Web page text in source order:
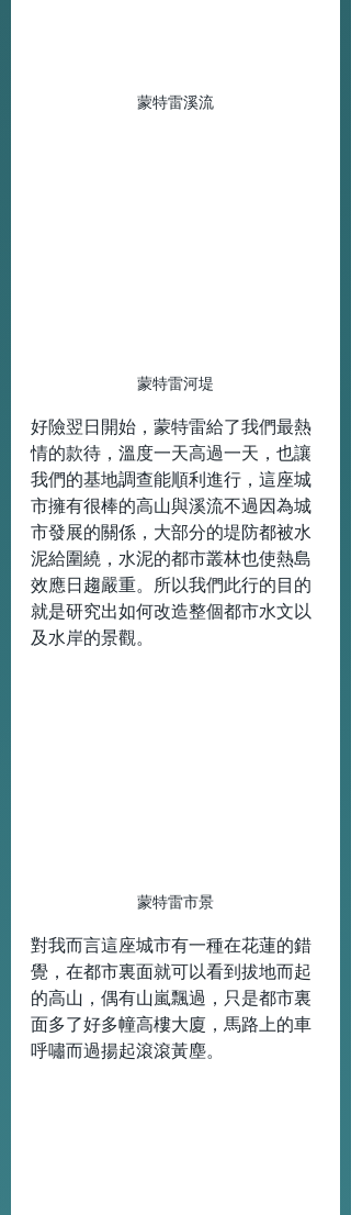
蒙特雷溪流
蒙特雷河堤
好險翌日開始，蒙特雷給了我們最熱
情的款待，溫度一天高過一天，也讓
我們的基地調查能順利進行，這座城
市擁有很棒的高山與溪流不過因為城
市發展的關係，大部分的堤防都被水
泥給圍繞，水泥的都市叢林也使熱島
效應日趨嚴重。所以我們此行的目的
就是研究出如何改造整個都市水文以
及水岸的景觀。
蒙特雷市景
對我而言這座城市有一種在花蓮的錯
覺，在都市裏面就可以看到拔地而起
的高山，偶有山嵐飄過，只是都市裏
面多了好多幢高樓大廈，馬路上的車
呼嘯而過揚起滾滾黃塵。